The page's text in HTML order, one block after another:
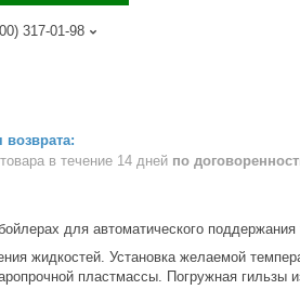
317-01-98
в течение 14 дней по
для автоматического
жидкостей. Установка желаемой
пластмассы. Погружная